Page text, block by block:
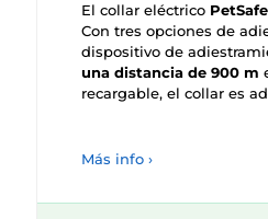
El collar eléctrico
Con tres opciones de
dispositivo de
una distancia de 900 m
recargable, el collar es
Más info ›